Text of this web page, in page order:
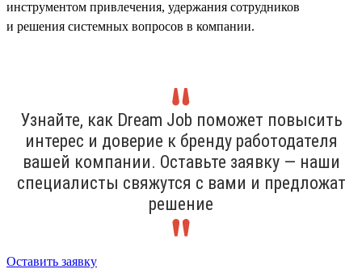
инструментом привлечения, удержания сотрудников
и решения системных вопросов в компании.
Узнайте, как Dream Job поможет повысить
интерес и доверие к бренду работодателя
вашей компании. Оставьте заявку — наши
специалисты свяжутся с вами и предложат
решение
Оставить заявку